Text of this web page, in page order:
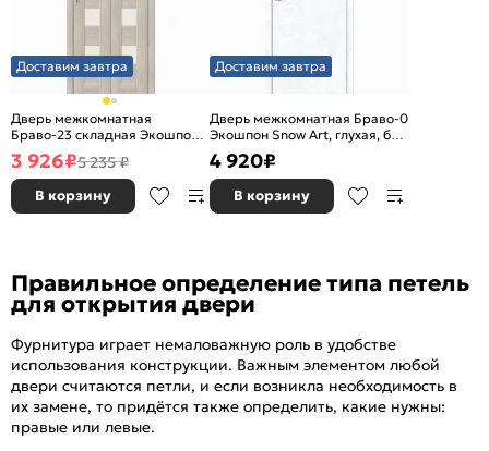
Доставим завтра
Дверь межкомнатная
Браво-23 складная Экошпон,
Cappuccino Melinga,
остекленная, magic fog,
царговая
3 926₽5 235 ₽
В корзину
Доставим завтра
Дверь межкомнатная Браво-0
Экошпон Snow Art, глухая, без
стекла, каркасно-щитовая
4 920₽
В корзину
Правильное определение типа петель
для открытия двери
Фурнитура играет немаловажную роль в удобстве
использования конструкции. Важным элементом любой
двери считаются петли, и если возникла необходимость в
их замене, то придётся также определить, какие нужны:
правые или левые.